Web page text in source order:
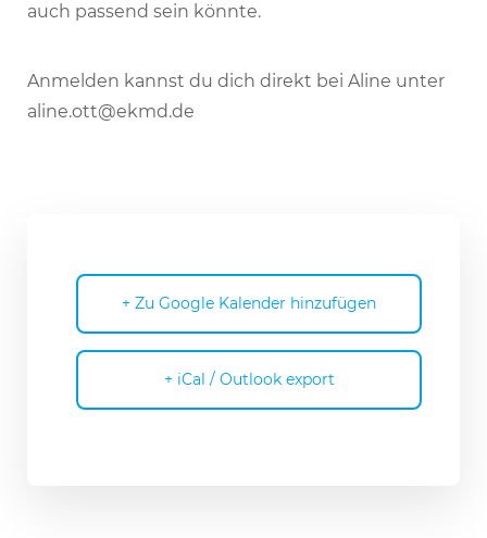
auch passend sein könnte.
Anmelden kannst du dich direkt bei Aline unter
aline.​ott@​ekmd.​de
+ Zu Google Kalender hinzufügen
+ iCal / Outlook export